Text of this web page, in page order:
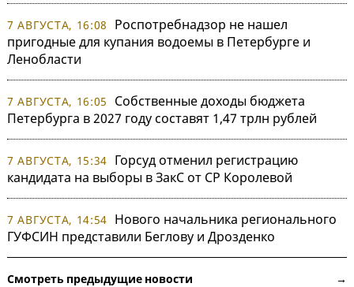
7 АВГУСТА, 16:08
Роспотребнадзор не нашел
пригодные для купания водоемы в Петербурге и
Ленобласти
7 АВГУСТА, 16:05
Собственные доходы бюджета
Петербурга в 2027 году составят 1,47 трлн рублей
7 АВГУСТА, 15:34 Горсуд отменил регистрацию
кандидата на выборы в ЗакС от СР Королевой
7 АВГУСТА, 14:54 Нового начальника регионального
ГУФСИН представили Беглову и Дрозденко
Смотреть предыдущие новости →